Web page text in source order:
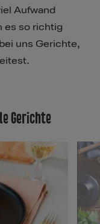
Aufwand
es so richtig
uns Gerichte,
Gerichte